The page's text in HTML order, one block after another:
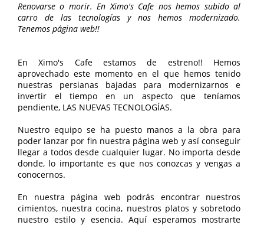
Renovarse o morir. En Ximo's Cafe nos hemos subido al
carro de las tecnologías y nos hemos modernizado.
Tenemos página web!!
En Ximo's Cafe estamos de estreno!! Hemos
aprovechado este momento en el que hemos tenido
nuestras persianas bajadas para modernizarnos e
invertir el tiempo en un aspecto que teníamos
pendiente, LAS NUEVAS TECNOLOGÍAS.
Nuestro equipo se ha puesto manos a la obra para
poder lanzar por fin nuestra página web y así conseguir
llegar a todos desde cualquier lugar. No importa desde
donde, lo importante es que nos conozcas y vengas a
conocernos.
En nuestra página web podrás encontrar nuestros
cimientos, nuestra cocina, nuestros platos y sobretodo
nuestro estilo y esencia. Aquí esperamos mostrarte